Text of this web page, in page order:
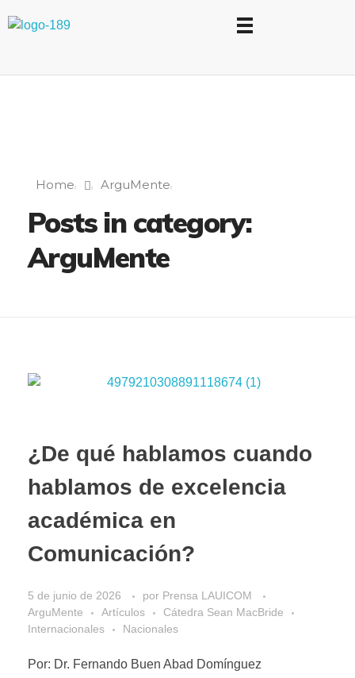
Home ArguMente
Posts in category:
ArguMente
¿De qué hablamos cuando
hablamos de excelencia
académica en
Comunicación?
5 de junio de 2026 por Prensa LAUICOM
ArguMente
Artículos
Cátedra Sean MacBride
Internacionales
Nacionales
Por: Dr. Fernando Buen Abad Domínguez